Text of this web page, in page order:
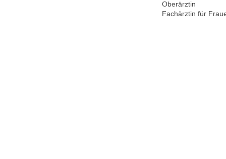
Oberärztin
Fachärztin für